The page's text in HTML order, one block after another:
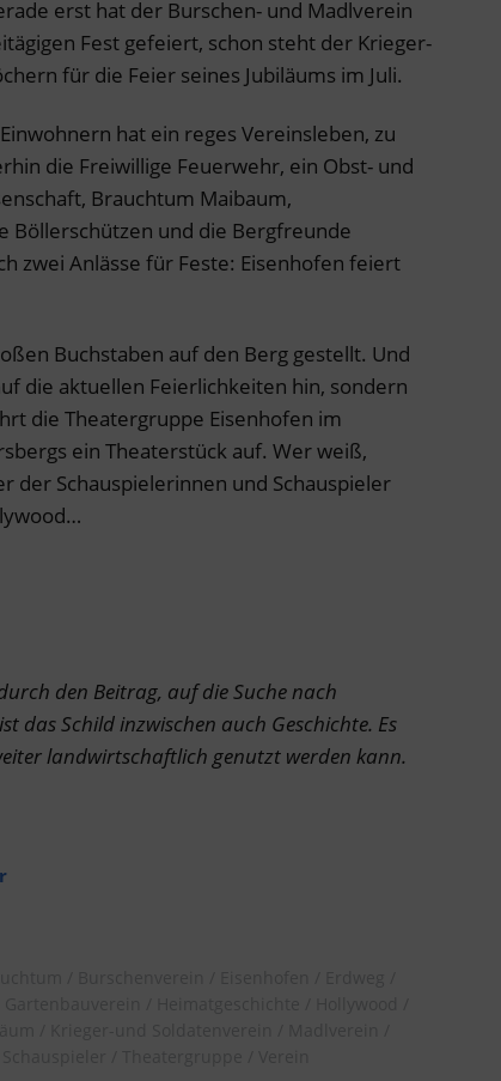
erst hat der Burschen- und Madlverein
Fest gefeiert, schon steht der Krieger-
für die Feier seines Jubiläums im Juli.
hat ein reges Vereinsleben, zu
die Freiwillige Feuerwehr, ein Obst- und
Brauchtum Maibaum,
Böllerschützen und die Bergfreunde
zwei Anlässe für Feste: Eisenhofen feiert
Buchstaben auf den Berg gestellt. Und
die aktuellen Feierlichkeiten hin, sondern
die Theatergruppe Eisenhofen im
ein Theaterstück auf. Wer weiß,
der Schauspielerinnen und Schauspieler
den Beitrag, auf die Suche nach
das Schild inzwischen auch Geschichte. Es
landwirtschaftlich genutzt werden kann.